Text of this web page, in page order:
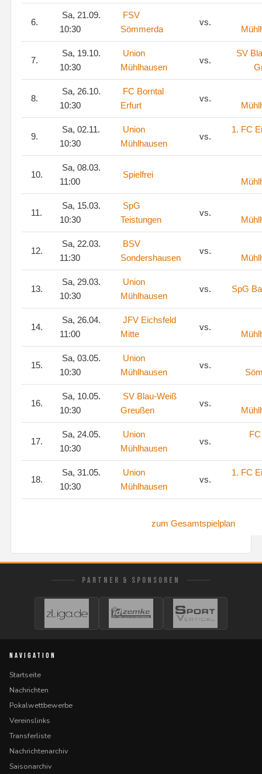
6.
Sa, 21.09.
10:30
FSV
Sömmerda
vs.
7.
Sa, 19.10.
10:30
Union
Mühlhausen
vs.
SV
8.
Sa, 26.10.
10:30
FC Borntal
Erfurt
vs.
9.
Sa, 02.11.
10:30
Union
Mühlhausen
vs.
1. FC
10.
Sa, 08.03.
11:00
Spielfrei
11.
Sa, 15.03.
10:30
SpG
Teistungen
vs.
12.
Sa, 22.03.
11:30
BSV
Sondershausen
vs.
13.
Sa, 29.03.
10:30
Union
Mühlhausen
vs. SpG
14.
Sa, 26.04.
11:00
JFV Eichsfeld
Mitte
vs.
15.
Sa, 03.05.
10:30
Union
Mühlhausen
vs.
16.
Sa, 10.05.
10:30
SV Blau-Weiß
Greußen
vs.
17.
Sa, 24.05.
10:30
Union
Mühlhausen
vs.
18.
Sa, 31.05.
10:30
Union
Mühlhausen
vs.
1. FC
zum Gesamtspielplan
PARTNER & SPONSOREN
NAVIGATION
Startseite
Nachrichten
Pokalwettbewerbe
Vereinslinks
Transferliste
Nachrichtenarchiv
Saisonarchiv